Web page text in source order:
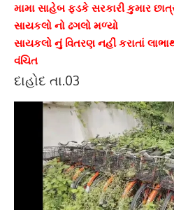
મામા સાહેબ ફડકે સરકારી કુમાર
સાયકલો નો ઢગલો મળ્યો
સાયકલો નું વિતરણ નહીં કરાતાં
વંચિત
દાહોદ તા.03